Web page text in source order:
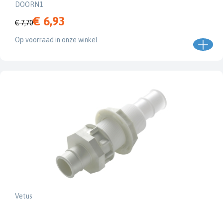
DOORN1
€ 7,70€ 6,93
Op voorraad in onze winkel
Vetus